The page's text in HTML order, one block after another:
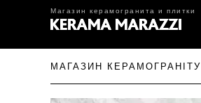
Магазин керамогранита и плитки
МАГАЗИН КЕРАМОГРАНІТУ